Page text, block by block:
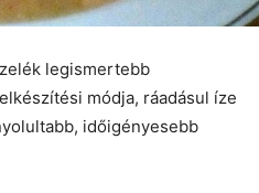
legismertebb
módja, ráadásul íze
időigényesebb